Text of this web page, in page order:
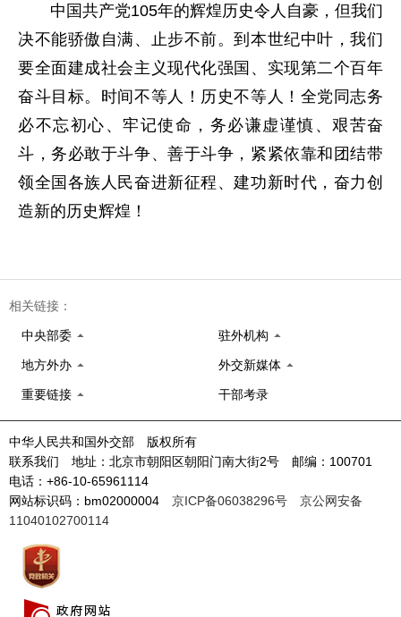
中国共产党105年的辉煌历史令人自豪，但我们
决不能骄傲自满、止步不前。到本世纪中叶，我们
要全面建成社会主义现代化强国、实现第二个百年
奋斗目标。时间不等人！历史不等人！全党同志务
必不忘初心、牢记使命，务必谦虚谨慎、艰苦奋
斗，务必敢于斗争、善于斗争，紧紧依靠和团结带
领全国各族人民奋进新征程、建功新时代，奋力创
造新的历史辉煌！
相关链接：
中央部委 驻外机构
地方外办 外交新媒体
重要链接 干部考录
中华人民共和国外交部 版权所有
联系我们 地址：北京市朝阳区朝阳门南大街2号 邮编：100701
电话：+86-10-65961114
网站标识码：bm02000004 京ICP备06038296号
京公网安备
11040102700114